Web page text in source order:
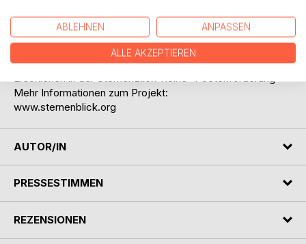
unter mitwirkung der genannten protagonisten
komplettieren.
Erschienen in der SternenBlick-Reihe "Poetenförderung"
Mehr Informationen zum Projekt:
www.sternenblick.org
AUTOR/IN
PRESSESTIMMEN
REZENSIONEN
ABLEHNEN ANPASSEN
ALLE AKZEPTIEREN